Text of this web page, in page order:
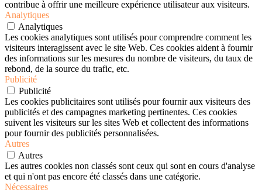
contribue à offrir une meilleure expérience utilisateur aux visiteurs.
Analytiques
Analytiques
Les cookies analytiques sont utilisés pour comprendre comment les
visiteurs interagissent avec le site Web. Ces cookies aident à fournir
des informations sur les mesures du nombre de visiteurs, du taux de
rebond, de la source du trafic, etc.
Publicité
Publicité
Les cookies publicitaires sont utilisés pour fournir aux visiteurs des
publicités et des campagnes marketing pertinentes. Ces cookies
suivent les visiteurs sur les sites Web et collectent des informations
pour fournir des publicités personnalisées.
Autres
Autres
Les autres cookies non classés sont ceux qui sont en cours d'analyse
et qui n'ont pas encore été classés dans une catégorie.
Nécessaires